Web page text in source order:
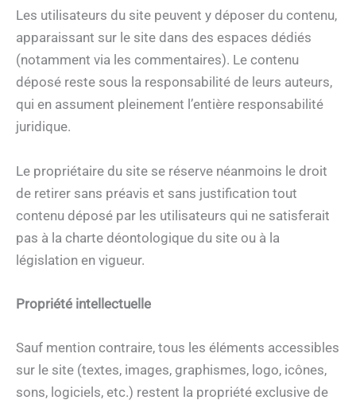
Les utilisateurs du site peuvent y déposer du contenu,
apparaissant sur le site dans des espaces dédiés
(notamment via les commentaires). Le contenu
déposé reste sous la responsabilité de leurs auteurs,
qui en assument pleinement l’entière responsabilité
juridique.
Le propriétaire du site se réserve néanmoins le droit
de retirer sans préavis et sans justification tout
contenu déposé par les utilisateurs qui ne satisferait
pas à la charte déontologique du site ou à la
législation en vigueur.
Propriété intellectuelle
Sauf mention contraire, tous les éléments accessibles
sur le site (textes, images, graphismes, logo, icônes,
sons, logiciels, etc.) restent la propriété exclusive de